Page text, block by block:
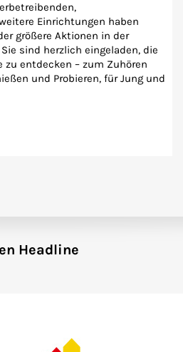
Einrichtungen haben
größere Aktionen in der
sind herzlich eingeladen, die
zu entdecken – zum Zuhören
und Probieren, für Jung und
Headline